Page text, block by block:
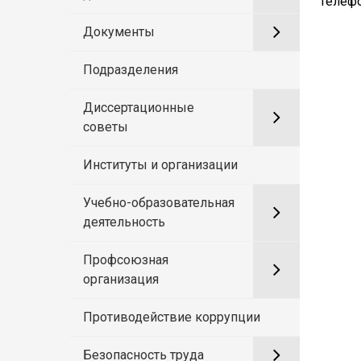
Документы
Подразделения
Диссертационные
советы
Институты и организации
Учебно-образовательная
деятельность
Профсоюзная
организация
Противодействие коррупции
Безопасность труда